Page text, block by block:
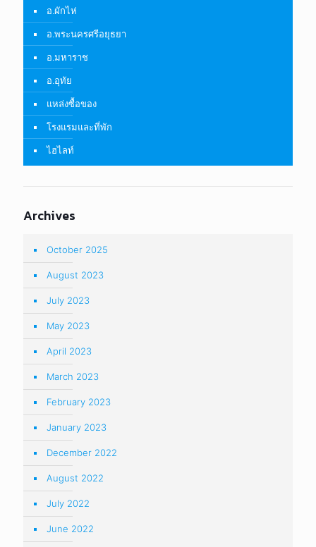
อ.ผักไห่
อ.พระนครศรีอยุธยา
อ.มหาราช
อ.อุทัย
แหล่งซื้อของ
โรงแรมและที่พัก
ไฮไลท์
Archives
October 2025
August 2023
July 2023
May 2023
April 2023
March 2023
February 2023
January 2023
December 2022
August 2022
July 2022
June 2022